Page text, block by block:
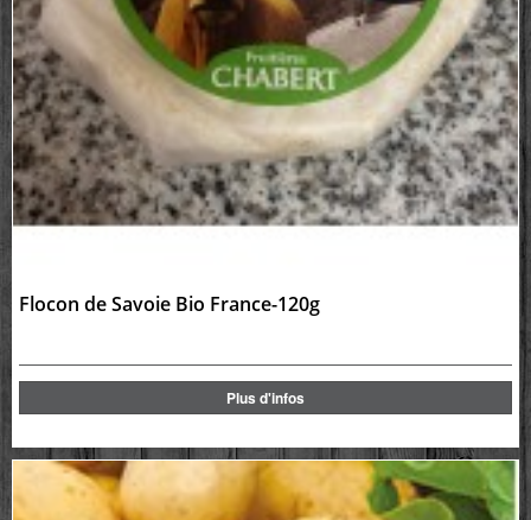
Flocon de Savoie Bio France-120g
Plus d'infos